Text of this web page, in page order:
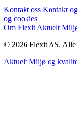
Kontakt oss Kontakt
og cookies
Om Flexit Aktuelt
© 2026 Flexit AS. Alle
Aktuelt Miljø og